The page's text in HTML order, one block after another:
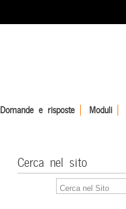
Domande e risposte Moduli
Cerca nel sito